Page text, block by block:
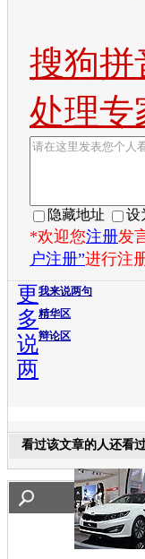
搜狗拼
处理专
隐藏地址 设
*欢迎您注册发
户注册”进行注
我来说两句
精华区
辩论区
更
多
说
两
看过该文章的人还看